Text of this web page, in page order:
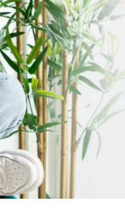
Norton 360